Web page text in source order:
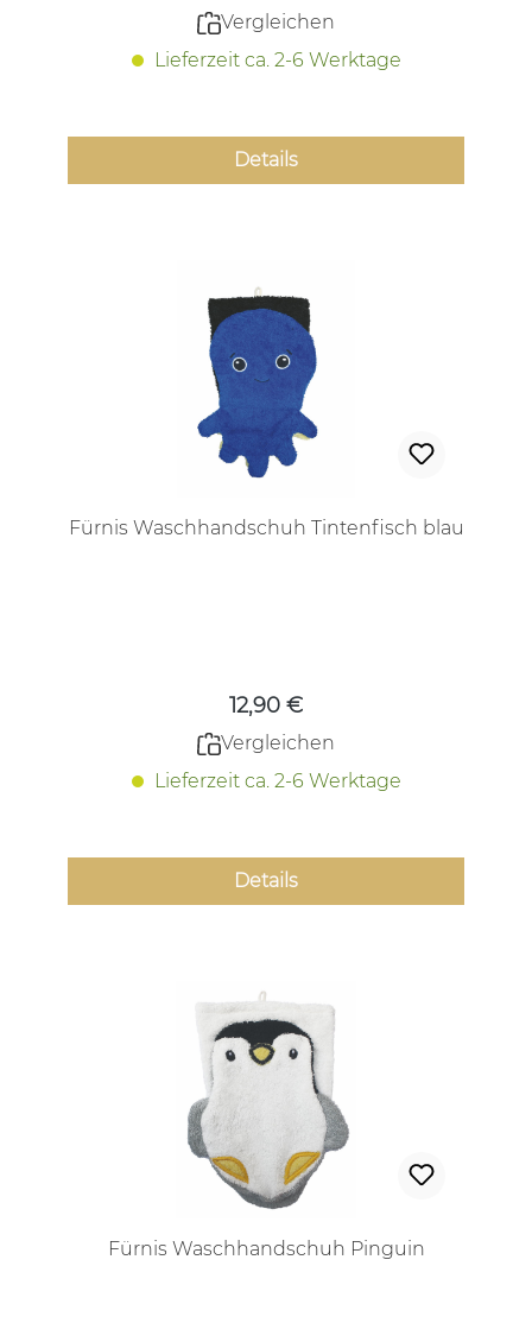
Vergleichen
Lieferzeit ca. 2-6 Werktage
Details
Fürnis Waschhandschuh Tintenfisch blau
12,90 €
Vergleichen
Lieferzeit ca. 2-6 Werktage
Details
Fürnis Waschhandschuh Pinguin